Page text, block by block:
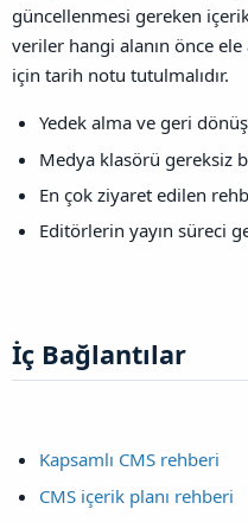
güncellenmesi gereken
veriler hangi alanın önce ele
için tarih notu tutulmalıdır.
Yedek alma ve geri
Medya klasörü gereksiz
En çok ziyaret edilen
Editörlerin yayın süreci
İç Bağlantılar​
Kapsamlı CMS rehberi
CMS içerik planı rehberi